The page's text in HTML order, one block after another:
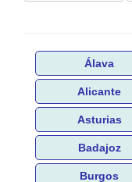
Álava
Alicante
Asturias
Badajoz
Burgos